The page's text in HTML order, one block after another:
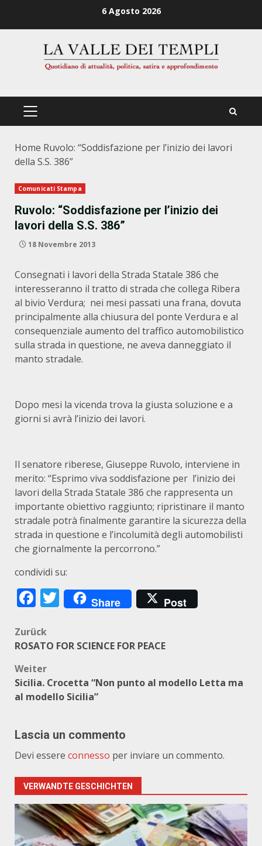
6 Agosto 2026
PRIMÄRES
Home Ruvolo: “Soddisfazione per l’inizio dei lavori
della S.S. 386”
Comunicati Stampa
Ruvolo: “Soddisfazione per l’inizio dei
lavori della S.S. 386”
18 Novembre 2013
Consegnati i lavori della Strada Statale 386 che
interesseranno il tratto di strada che collega Ribera
al bivio Verdura; nei mesi passati una frana, dovuta
principalmente alla chiusura del ponte Verdura e al
consequenziale aumento del traffico automobilistico
sulla strada in questione, ne aveva danneggiato il
manto stradale.
Dopo mesi la vicenda trova la giusta soluzione e a
giorni si avrà l’inizio dei lavori.
Il senatore riberese, Giuseppe Ruvolo, interviene in
merito: “Esprimo viva soddisfazione per l’inizio dei
lavori della Strada Statale 386 che rappresenta un
importante obiettivo raggiunto; ripristinare il manto
stradale potrà finalmente garantire la sicurezza della
strada in questione e l’incolumità degli automobilisti
che giornalmente la percorrono.”
condividi su:
Facebook
Twitter
Share Post
Beitragsnavigation
Zurück
ROSATO FOR SCIENCE FOR PEACE
Weiter
Sicilia. Crocetta “Non punto al modello Letta ma
al modello Sicilia”
Lascia un commento
Devi essere connesso per inviare un commento.
VERWANDTE GESCHICHTEN